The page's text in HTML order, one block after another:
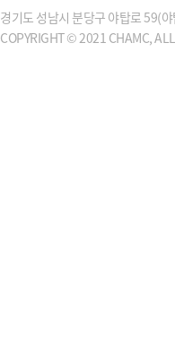
경기도 성남시 분당구 야탑로 59(
COPYRIGHT © 2021 CHAMC,